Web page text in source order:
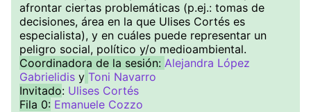
afrontar ciertas problemáticas (p.ej.: tomas de
decisiones, área en la que Ulises Cortés es
especialista), y en cuáles puede representar un
peligro social, político y/o medioambiental.
Coordinadora de la sesión: Alejandra López
Gabrielidis y Toni Navarro
Invitado: Ulises Cortés
Fila 0: Emanuele Cozzo